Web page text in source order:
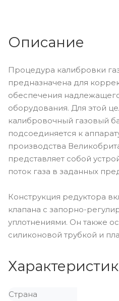
Описание
Процедура калибровки
предназначена для
обеспечения
оборудования. Для этой
калибровочный газовый
подсоединяется к
производства
представляет собой
поток газа в заданных
Конструкция редуктора
клапана с запорно-
уплотнениями. Он также
силиконовой трубкой и
Страна